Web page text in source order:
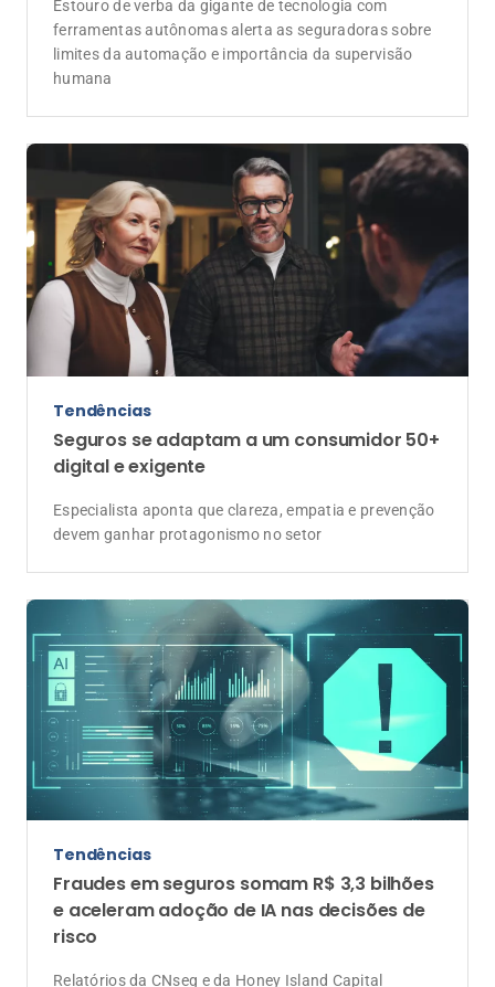
digital e exigente
Especialista aponta que clareza, empatia e prevenção
devem ganhar protagonismo no setor
Tendências
Fraudes em seguros somam R$ 3,3 bilhões
e aceleram adoção de IA nas decisões de
Relatórios da CNseg e da Honey Island Capital
automação passam a ocupar papel central na tomada
de decisão